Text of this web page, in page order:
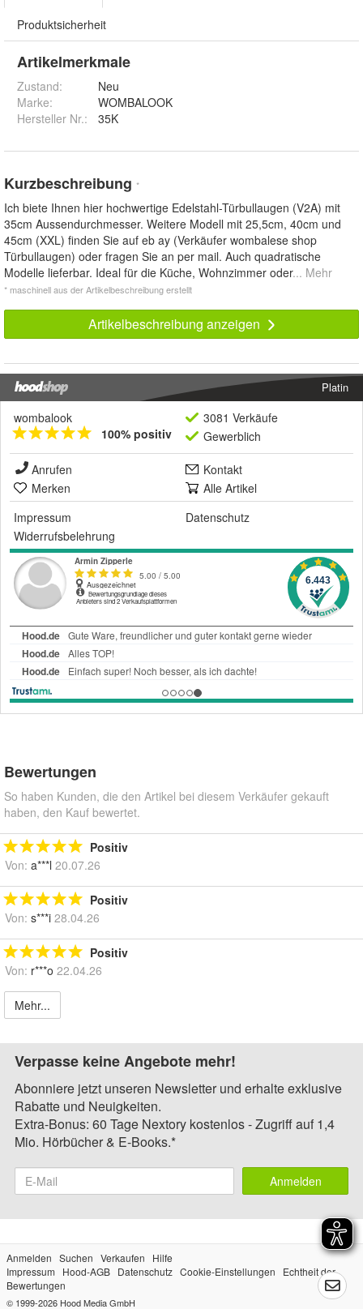
Produktsicherheit
Artikelmerkmale
Zustand:
Neu
Marke:
WOMBALOOK
Hersteller Nr.:
35K
Kurzbeschreibung *
Ich biete Ihnen hier hochwertige Edelstahl-Türbullaugen (V2A) mit
35cm Aussendurchmesser. Weitere Modell mit 25,5cm, 40cm und
45cm (XXL) finden Sie auf eb ay (Verkäufer wombalese shop
Türbullaugen) oder fragen Sie an per mail. Auch quadratische
Modelle lieferbar. Ideal für die Küche, Wohnzimmer oder... Mehr
* maschinell aus der Artikelbeschreibung erstellt
Artikelbeschreibung anzeigen
Platin
wombalook
100% positiv
3081 Verkäufe
Gewerblich
Anrufen
Kontakt
Merken
Alle Artikel
Impressum
Datenschutz
Widerrufsbelehrung
Bewertungen
So haben Kunden, die den Artikel bei diesem Verkäufer gekauft
haben, den Kauf bewertet.
Positiv
Von: a***l 20.07.26
Positiv
Von: s***i 28.04.26
Positiv
Von: r***o 22.04.26
Mehr...
Verpasse keine Angebote mehr!
Abonniere jetzt unseren Newsletter und erhalte exklusive
Rabatte und Neuigkeiten.
Extra-Bonus: 60 Tage Nextory kostenlos - Zugriff auf 1,4
Mio. Hörbücher & E-Books.*
Anmelden
Anmelden Suchen Verkaufen
Hilfe
Impressum
Hood-AGB Datenschutz Cookie-Einstellungen
Echtheit der
Bewertungen
© 1999-2026 Hood Media GmbH